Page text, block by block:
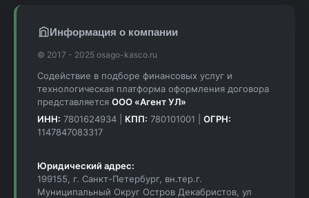
Информация о компании
© 2017 - 2025 osago-kasco.ru
Содействие в подборе финансовых услуг и
технологическая платформа оформления договора
представляется ООО «Агент УЛ»
ИНН: 7801624934 | КПП: 780101001 | ОГРН:
1147847083317
Юридический адрес:
199155, г. Санкт-Петербург, вн.тер.г.
Муниципальный Округ Остров Декабристов, ул